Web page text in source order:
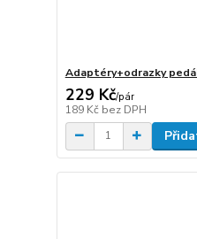
Adaptéry+odrazky
229 Kč/pár
189 Kč bez DPH